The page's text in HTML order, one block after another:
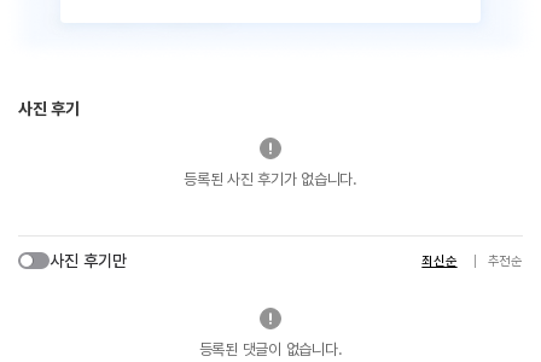
사진 후기
등록된 사진 후기가 없습니다.
사진 후기만 최신순 추천순
등록된 댓글이 없습니다.